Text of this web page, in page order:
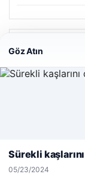
Web sitemizi nasıl
deneyiminizi
Göz Atın
Sürekli
05/23/2024